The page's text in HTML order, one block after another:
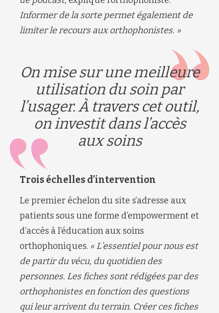
Informer de la sorte permet également de
limiter le recours aux orthophonistes. »
On mise sur une meilleure
utilisation du soin par
l’usager. À travers cet outil,
on investit dans l’accès
aux soins
Trois échelles d’intervention
Le premier échelon du site s’adresse aux
patients sous une forme d’empowerment et
d’accès à l’éducation aux soins
orthophoniques. « L’essentiel pour nous est
de partir du vécu, du quotidien des
personnes. Les fiches sont rédigées par des
orthophonistes en fonction des questions
qui leur arrivent du terrain. Créer ces fiches